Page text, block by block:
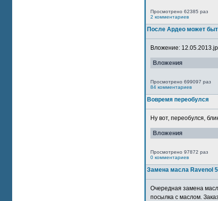
Просмотрено 62385 раз
2 комментариев
После Ардео может
Вложение:
Вложения
Просмотрено 699097 раз
84 комментариев
Вовремя переобулся
Ну вот, переобулся,
Вложения
Просмотрено 97872 раз
0 комментариев
Замена масла Ravenol
Очередная замена
посылка с маслом.